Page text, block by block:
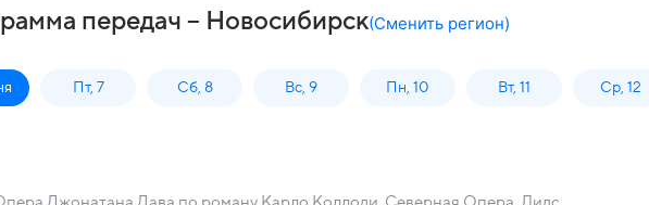
передач – Новосибирск(Сменить регион)
Пт, 7 Сб, 8 Вс, 9 Пн, 10 Вт, 11 Ср, 12